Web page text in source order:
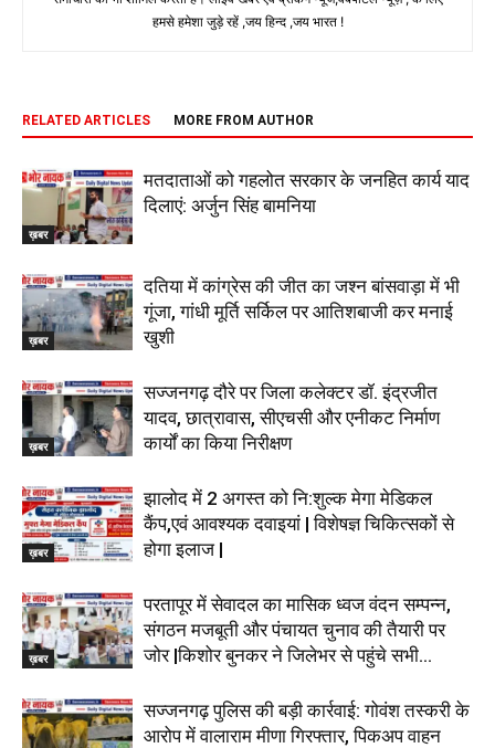
हमसे हमेशा जुड़े रहें ,जय हिन्द ,जय भारत !
RELATED ARTICLES MORE FROM AUTHOR
ख़बर
मतदाताओं को गहलोत सरकार के जनहित कार्य याद
दिलाएं: अर्जुन सिंह बामनिया
ख़बर
दतिया में कांग्रेस की जीत का जश्न बांसवाड़ा में भी
गूंजा, गांधी मूर्ति सर्किल पर आतिशबाजी कर मनाई
खुशी
ख़बर
सज्जनगढ़ दौरे पर जिला कलेक्टर डॉ. इंद्रजीत
यादव, छात्रावास, सीएचसी और एनीकट निर्माण
कार्यों का किया निरीक्षण
ख़बर
झालोद में 2 अगस्त को नि:शुल्क मेगा मेडिकल
कैंप,एवं आवश्यक दवाइयां | विशेषज्ञ चिकित्सकों से
होगा इलाज |
ख़बर
परतापूर में सेवादल का मासिक ध्वज वंदन सम्पन्न,
संगठन मजबूती और पंचायत चुनाव की तैयारी पर
जोर |किशोर बुनकर ने जिलेभर से पहुंचे सभी...
सज्जनगढ़ पुलिस की बड़ी कार्रवाई: गोवंश तस्करी के
आरोप में वालाराम मीणा गिरफ्तार, पिकअप वाहन